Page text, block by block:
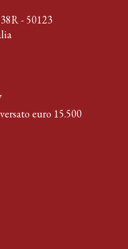
- 50123
euro 15.500